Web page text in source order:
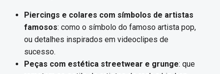
Piercings e colares com símbolos de artistas
famosos: como o símbolo do famoso artista pop,
ou detalhes inspirados em videoclipes de
sucesso.
Peças com estética streetwear e grunge: que